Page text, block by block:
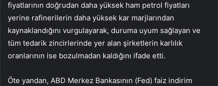
fiyatlarının doğrudan daha yüksek ham petrol fiyatları
yerine rafinerilerin daha yüksek kar marjlarından
kaynaklandığını vurgulayarak, duruma uyum sağlayan ve
tüm tedarik zincirlerinde yer alan şirketlerin karlılık
oranlarının ise bozulmadan kaldığını ifade etti.
Öte yandan, ABD Merkez Bankasının (Fed) faiz indirim